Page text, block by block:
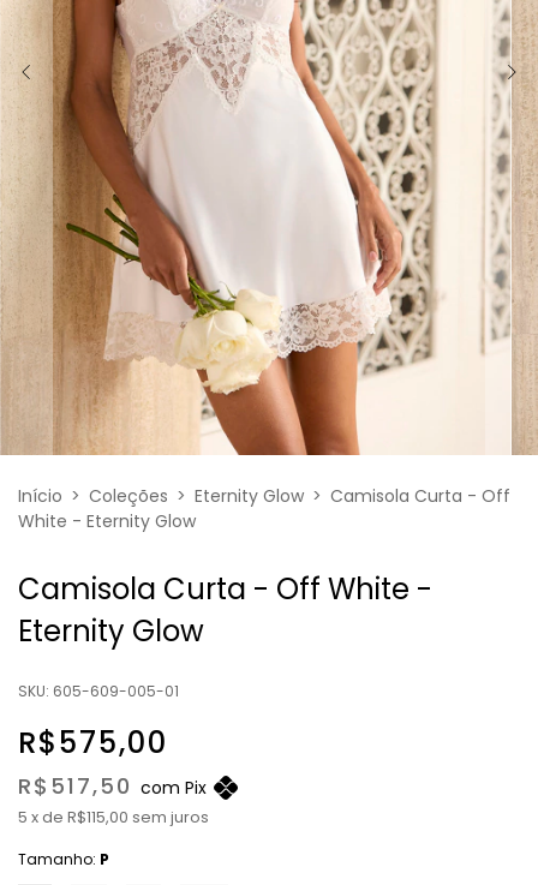
Início > Coleções > Eternity Glow > Camisola Curta - Off
White - Eternity Glow
Camisola Curta - Off White -
Eternity Glow
SKU: 605-609-005-01
R$575,00
R$517,50 com Pix
5 xde R$115,00 sem juros
Tamanho: P